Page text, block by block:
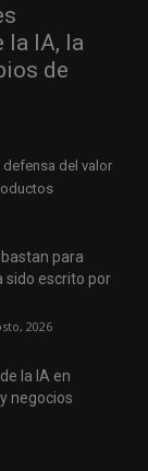
la IA, la
de
del valor
para
sido escrito por
2026
la IA en
negocios